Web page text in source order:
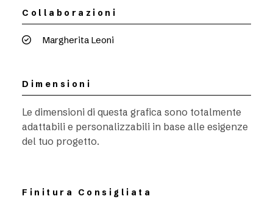
Collaborazioni
Margherita Leoni
Dimensioni
Le dimensioni di questa grafica sono totalmente
adattabili e personalizzabili in base alle esigenze
del tuo progetto.
Finitura Consigliata